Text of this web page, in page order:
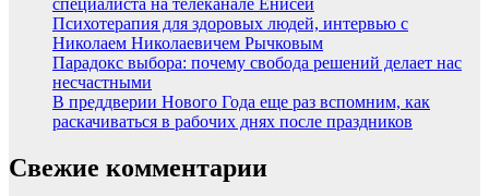
специалиста на телеканале Енисей
Психотерапия для здоровых людей, интервью с
Николаем Николаевичем Рычковым
Парадокс выбора: почему свобода решений делает нас
несчастными
В преддверии Нового Года еще раз вспомним, как
раскачиваться в рабочих днях после праздников
Свежие комментарии